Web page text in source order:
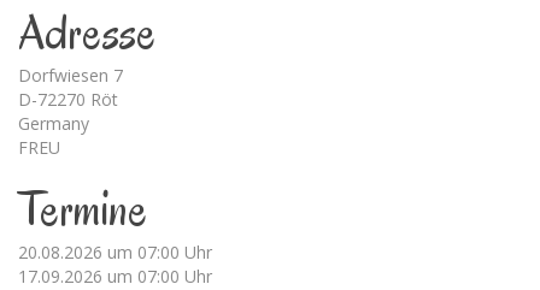
Adresse
Dorfwiesen 7
D-72270 Röt
Germany
FREU
Termine
20.08.2026 um 07:00 Uhr
17.09.2026 um 07:00 Uhr